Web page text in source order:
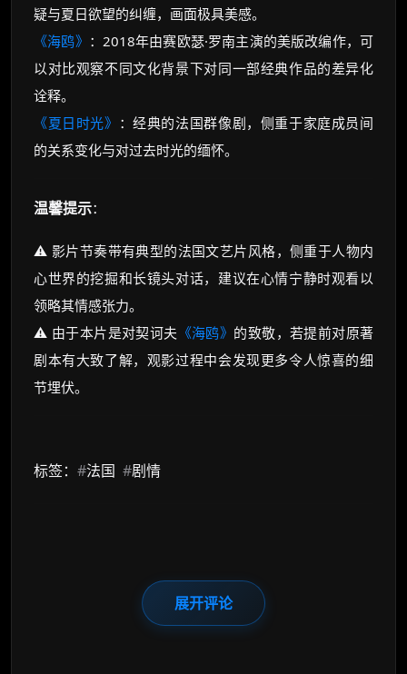
疑与夏日欲望的纠缠，画面极具美感。
《海鸥》 ：2018年由赛欧瑟·罗南主演的美版改编作，可
以对比观察不同文化背景下对同一部经典作品的差异化
诠释。
《夏日时光》 ：经典的法国群像剧，侧重于家庭成员间
的关系变化与对过去时光的缅怀。
温馨提示：
⚠️ 影片节奏带有典型的法国文艺片风格，侧重于人物内
心世界的挖掘和长镜头对话，建议在心情宁静时观看以
领略其情感张力。
⚠️ 由于本片是对契诃夫 《海鸥》 的致敬，若提前对原著
剧本有大致了解，观影过程中会发现更多令人惊喜的细
节埋伏。
标签： #法国 #剧情
展开评论